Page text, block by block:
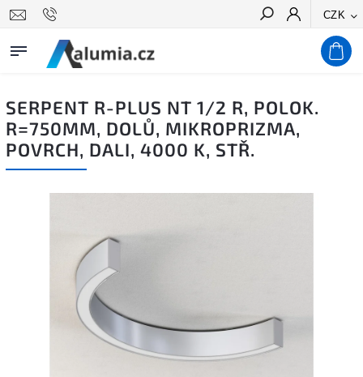
CZK
Hledat
SERPENT R-PLUS NT 1/2 R, POLOK.
R=750MM, DOLŮ, MIKROPRIZMA,
POVRCH, DALI, 4000 K, STŘ.